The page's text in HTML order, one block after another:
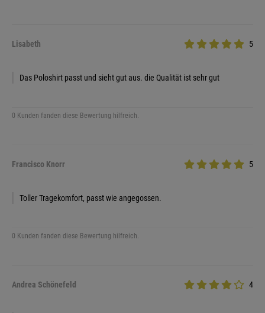
Lisabeth 5
Das Poloshirt passt und sieht gut aus. die Qualität ist sehr gut
0 Kunden fanden diese Bewertung hilfreich.
Francisco Knorr 5
Toller Tragekomfort, passt wie angegossen.
0 Kunden fanden diese Bewertung hilfreich.
Andrea Schönefeld 4